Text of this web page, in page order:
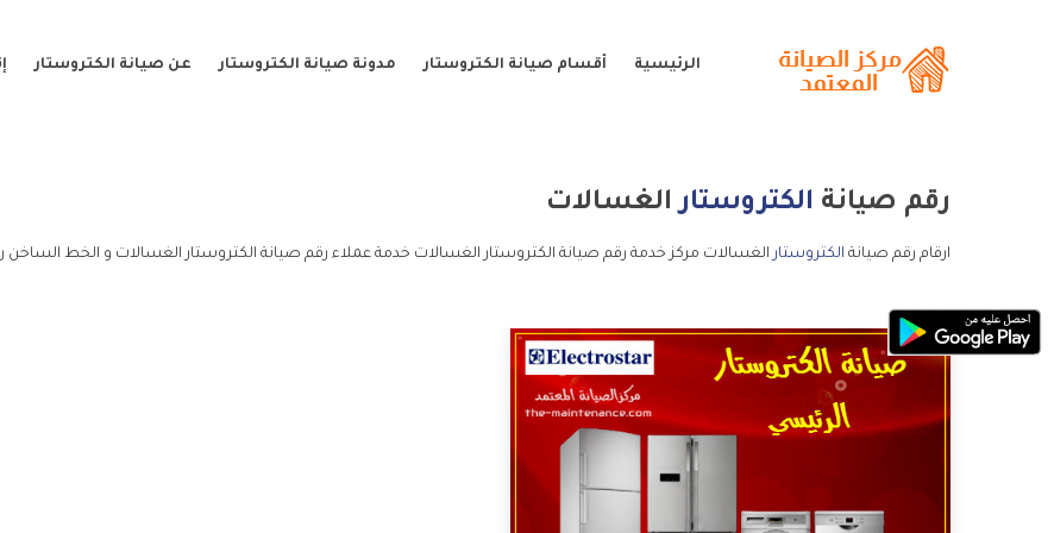
الرئيسية أقسام صيانة الكتروستار مدونة صيانة الكتروستار عن صيانة الكتروستار
رقم صيانة الكتروستارالغسالات
ارقام رقم صيانة الكتروستار الغسالات مركز خدمة رقم صيانة الكتروستار الغسالات خدمة عملاء رقم صيانة الكتروستار الغسالات و الخط الساخن